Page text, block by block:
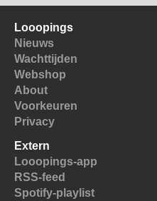
Looopings
Nieuws
Wachttijden
Webshop
About
Voorkeuren
Privacy
Extern
Looopings-app
RSS-feed
Spotify-playlist